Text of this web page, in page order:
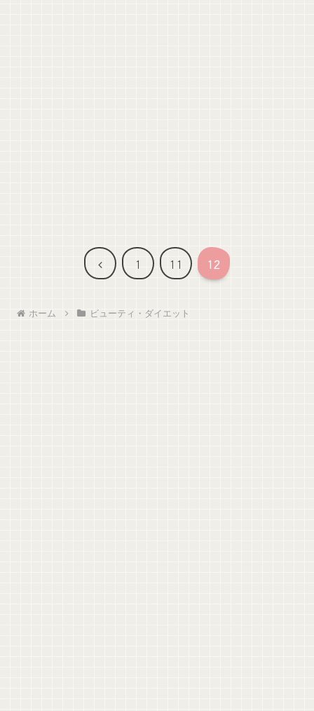
前
1 11 12
ホーム ビューティ・ダイエット